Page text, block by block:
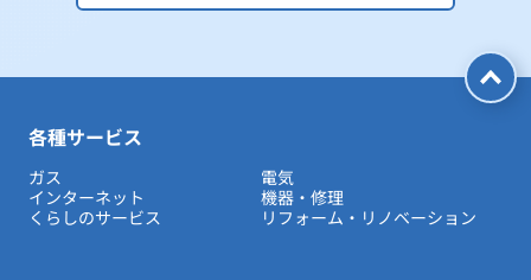
各種サービス
ガス
電気
インターネット
機器・修理
くらしのサービス
リフォーム・リノベーション